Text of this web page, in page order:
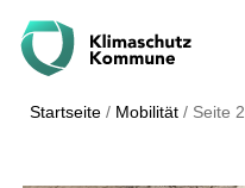
Startseite / Mobilität / Seite 2